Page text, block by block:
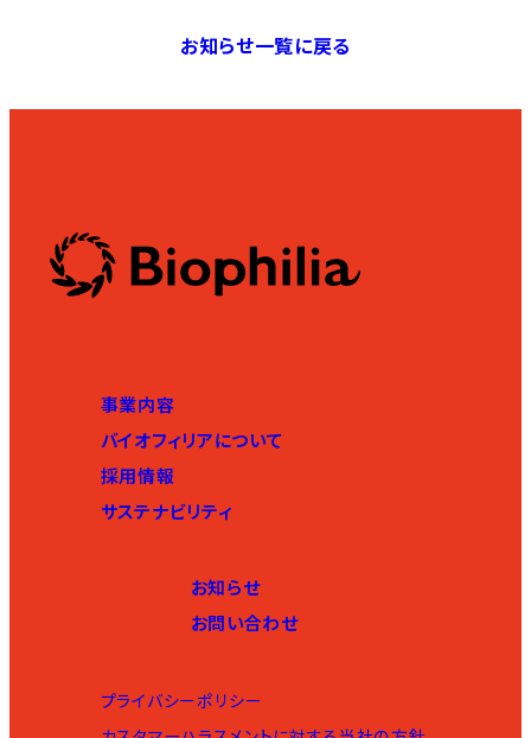
お知らせ一覧に戻る
事業内容
バイオフィリアについて
採用情報
サステナビリティ
お知らせ
お問い合わせ
プライバシーポリシー